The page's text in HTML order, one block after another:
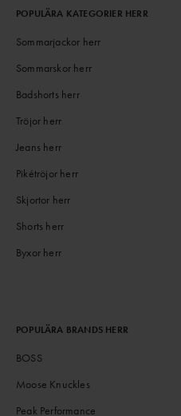
POPULÄRA KATEGORIER HERR
Sommarjackor herr
Sommarskor herr
Badshorts herr
Tröjor herr
Jeans herr
Pikétröjor herr
Skjortor herr
Shorts herr
Byxor herr
POPULÄRA BRANDS HERR
BOSS
Moose Knuckles
Peak Performance